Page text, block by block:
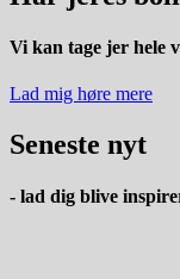
Vi kan tage jer hele
Lad mig høre mere
Seneste nyt
- lad dig blive